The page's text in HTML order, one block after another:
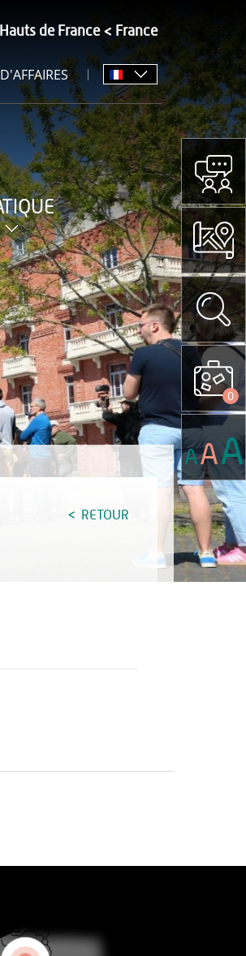
Hauts de France France
RETOUR
0
AAA